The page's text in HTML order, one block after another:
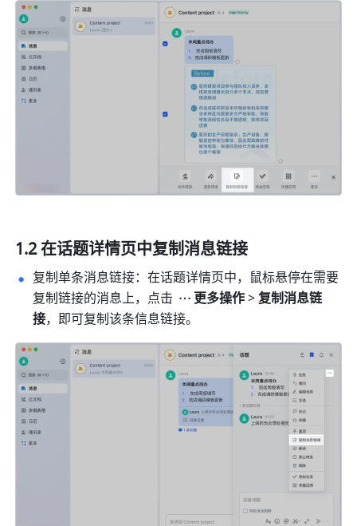
1.2 在话题详情页中复制消息链接
复制单条消息链接：在话题详情页中，鼠标悬停在需要
复制链接的消息上，点击
更多操作 > 复制消息链
接，即可复制该条信息链接。